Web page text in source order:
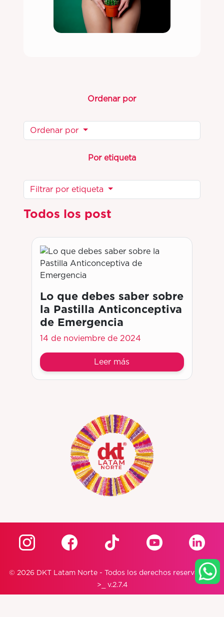
Ordenar por
Ordenar por
Por etiqueta
Filtrar por etiqueta
Todos los post
Lo que debes saber sobre
la Pastilla Anticonceptiva
de Emergencia
14 de noviembre de 2024
Leer más
© 2026 DKT Latam Norte - Todos los derechos reservados |
>_ v.2.7.4